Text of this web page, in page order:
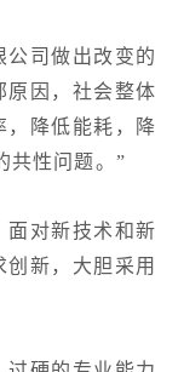
司做出改变的
原因，社会整体
，降低能耗，降
共性问题。”
面对新技术和新
新，大胆采用